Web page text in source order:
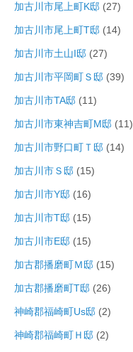
加古川市尾上町K邸 (27)
加古川市尾上町T邸 (14)
加古川市土山I邸 (27)
加古川市平岡町Ｓ邸 (39)
加古川市TA邸 (11)
加古川市東神吉町M邸 (11)
加古川市野口町Ｔ邸 (14)
加古川市Ｓ邸 (15)
加古川市Y邸 (16)
加古川市T邸 (15)
加古川市E邸 (15)
加古郡播磨町Ｍ邸 (15)
加古郡播磨町T邸 (26)
神崎郡福崎町Us邸 (2)
神崎郡福崎町Ｈ邸 (2)